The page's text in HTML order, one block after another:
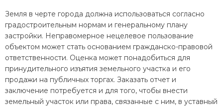
Земля в черте города должна использоваться согласно
градостроительным нормам и генеральному плану
застройки. Неправомерное нецелевое пользование
объектом может стать основанием гражданско-правовой
ответственности. Оценка может понадобиться для
принудительного изъятия земельного участка и его
продажи на публичных торгах. Заказать отчет и
заключение потребуется и для того, чтобы внести
земельный участок или права, связанные с ним, в уставный